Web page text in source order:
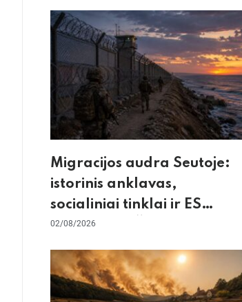
Migracijos audra Seutoje:
istorinis anklavas,
socialiniai tinklai ir ES
skilimas dėl Šengeno zonos
02/08/2026